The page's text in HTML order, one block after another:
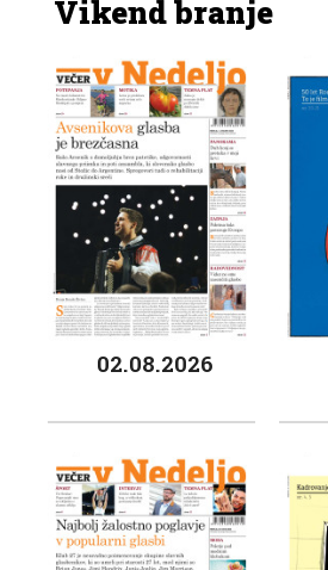
Vikend branje
02.08.2026